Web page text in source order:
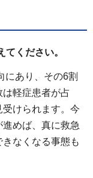
ください。
にあり、その6割
は軽症患者が占
けられます。今
めば、真に救急
なくなる事態も